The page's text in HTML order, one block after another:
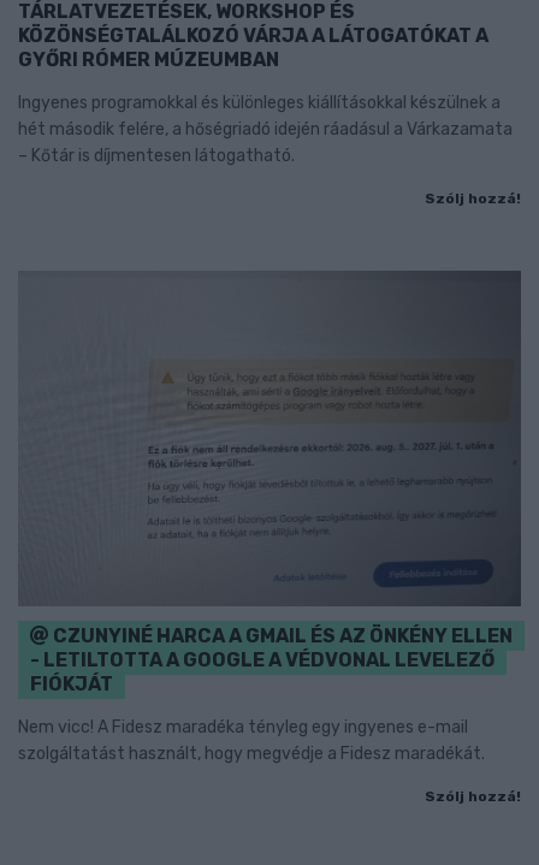
TÁRLATVEZETÉSEK, WORKSHOP ÉS
KÖZÖNSÉGTALÁLKOZÓ VÁRJA A LÁTOGATÓKAT A
GYŐRI RÓMER MÚZEUMBAN
Ingyenes programokkal és különleges kiállításokkal készülnek a
hét második felére, a hőségriadó idején ráadásul a Várkazamata
– Kőtár is díjmentesen látogatható.
Szólj hozzá!
CZUNYINÉ HARCA A GMAIL ÉS AZ ÖNKÉNY ELLEN
- LETILTOTTA A GOOGLE A VÉDVONAL LEVELEZŐ
FIÓKJÁT
Nem vicc! A Fidesz maradéka tényleg egy ingyenes e-mail
szolgáltatást használt, hogy megvédje a Fidesz maradékát.
Szólj hozzá!